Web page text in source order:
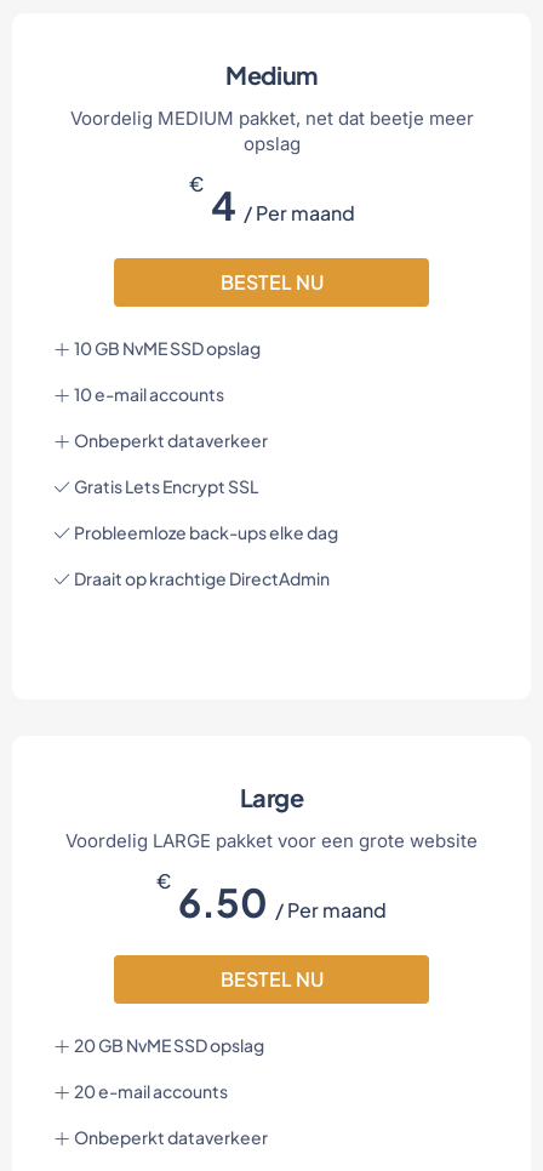
Medium
Voordelig MEDIUM pakket, net dat beetje meer
opslag
€4 / Per maand
BESTEL NU
10 GB NvME SSD opslag
10 e-mail accounts
Onbeperkt dataverkeer
Gratis Lets Encrypt SSL
Probleemloze back-ups elke dag
Draait op krachtige DirectAdmin
Large
Voordelig LARGE pakket voor een grote website
€ 6.50 / Per maand
BESTEL NU
20 GB NvME SSD opslag
20 e-mail accounts
Onbeperkt dataverkeer